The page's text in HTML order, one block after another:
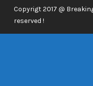
Copyrigt 2017 @
reserved !